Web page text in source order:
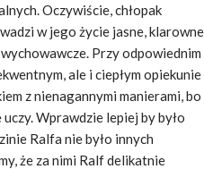
Oczywiście, chłopak
w jego życie jasne, klarowne
Przy odpowiednim
ale i ciepłym opiekunie
z nienagannymi manierami, bo
Wprawdzie lepiej by było
Ralfa nie było innych
że za nimi Ralf delikatnie